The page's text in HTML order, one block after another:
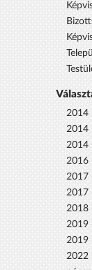
2014
2014
2014
2016
2017
2017
2018
2019
2019
2022